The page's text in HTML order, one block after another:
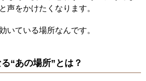
声をかけたくなります。
いている場所なんです。
“あの場所”とは？